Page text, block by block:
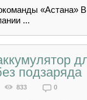
«Астана»
...
подзаряда
833 0